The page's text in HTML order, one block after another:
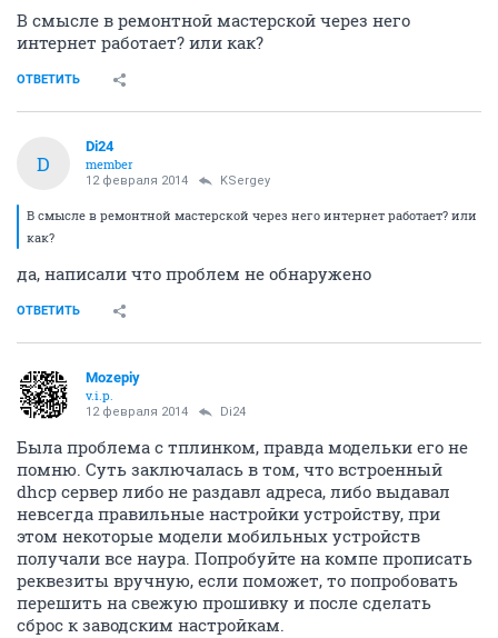
В смысле в ремонтной мастерской через него
интернет работает? или как?
ОТВЕТИТЬ
D
Di24
member
12 февраля 2014 KSergey
В смысле в ремонтной мастерской через него интернет работает? или
как?
да, написали что проблем не обнаружено
ОТВЕТИТЬ
Mozepiy
v.i.p.
12 февраля 2014 Di24
Была проблема с тплинком, правда модельки его не
помню. Суть заключалась в том, что встроенный
dhcp сервер либо не раздавл адреса, либо выдавал
невсегда правильные настройки устройству, при
этом некоторые модели мобильных устройств
получали все наура. Попробуйте на компе прописать
реквезиты вручную, если поможет, то попробовать
перешить на свежую прошивку и после сделать
сброс к заводским настройкам.